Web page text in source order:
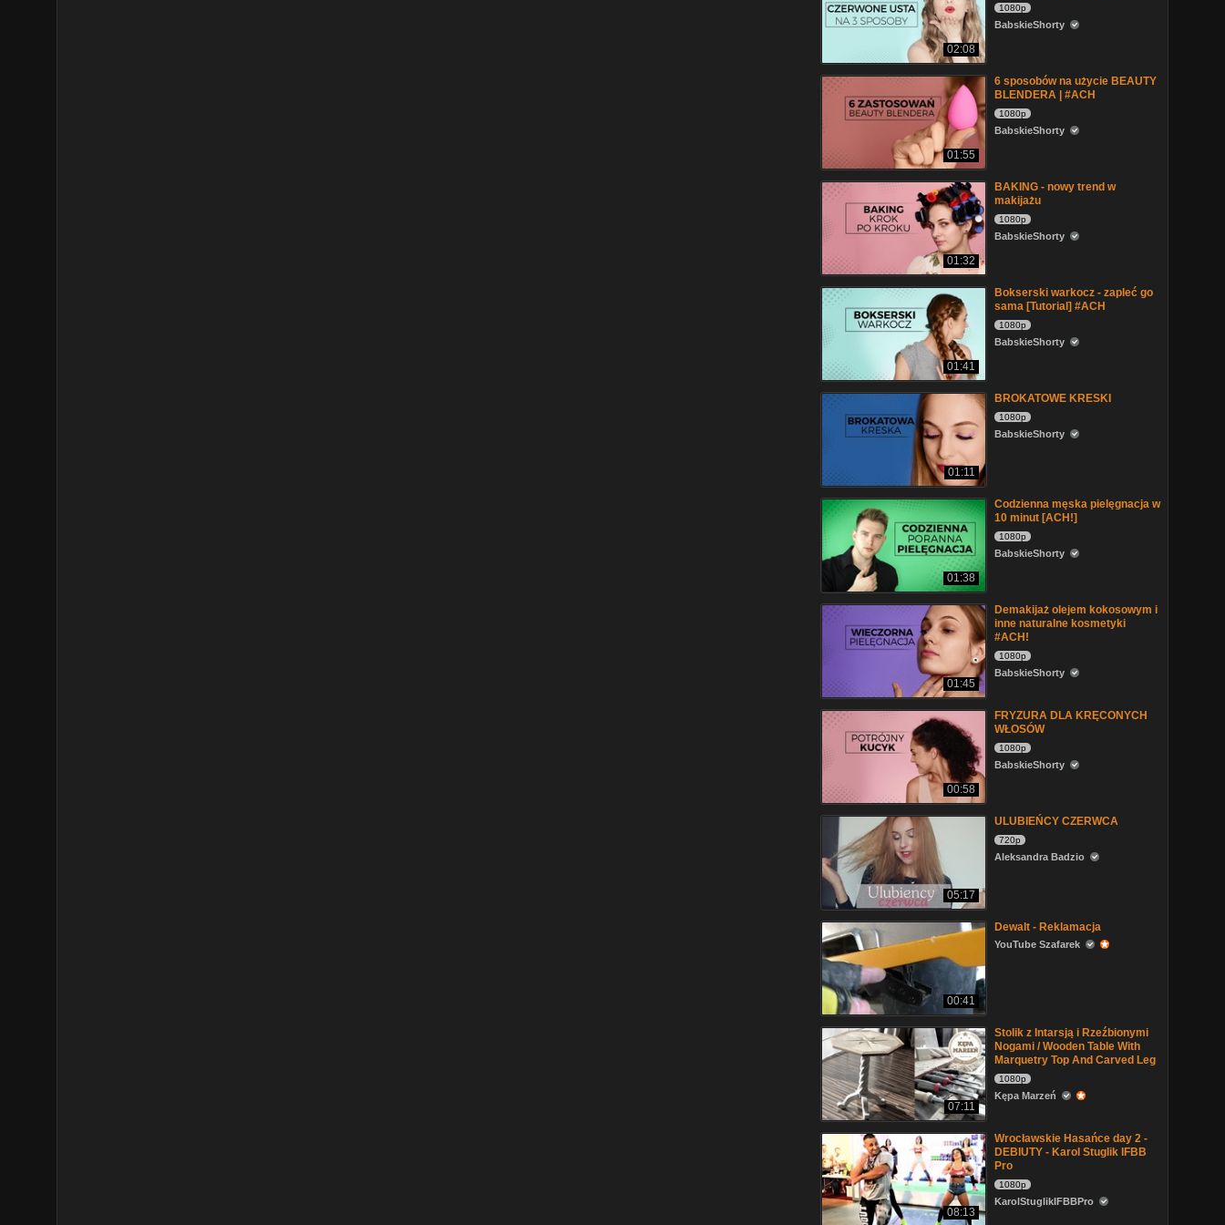
02:08
1080p
BabskieShorty
01:55
6 sposobów na użycie BEAUTY
BLENDERA | #ACH
1080p
BabskieShorty
01:32
BAKING - nowy trend w
makijażu
1080p
BabskieShorty
01:41
Bokserski warkocz - zapleć go
sama [Tutorial] #ACH
1080p
BabskieShorty
01:11
BROKATOWE KRESKI
1080p
BabskieShorty
01:38
Codzienna męska pielęgnacja w
10 minut [ACH!]
1080p
BabskieShorty
01:45
Demakijaż olejem kokosowym i
inne naturalne kosmetyki
#ACH!
1080p
BabskieShorty
00:58
FRYZURA DLA KRĘCONYCH
WŁOSÓW
1080p
BabskieShorty
05:17
ULUBIEŃCY CZERWCA
720p
Aleksandra Badzio
00:41
Dewalt - Reklamacja
YouTube Szafarek
07:11
Stolik z Intarsją i Rzeźbionymi
Nogami / Wooden Table With
Marquetry Top And Carved Leg
1080p
Kępa Marzeń
08:13
Wrocławskie Hasańce day 2 -
DEBIUTY - Karol Stuglik IFBB
Pro
1080p
KarolStuglikIFBBPro